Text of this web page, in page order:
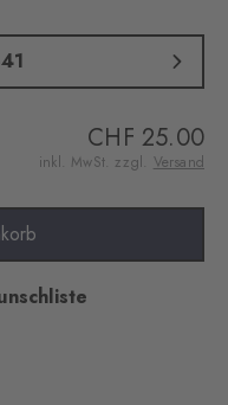
CHF 25.00
inkl. MwSt. zzgl. Versand